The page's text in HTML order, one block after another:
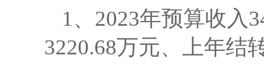
1、2023年预算收入
3220.68万元、上年结